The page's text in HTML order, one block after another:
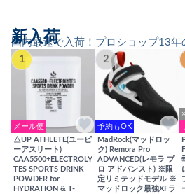
国内最速で入荷！プロショップ13年
新入荷
1
メール便
△UP ATHLETE(ユーピ
ーアスリート)
CAA5500+ELECTROLY
TES SPORTS DRINK
POWDER for
HYDRATION & T-
2
予約もOK
MadRock(マッドロッ
ク) Remora Pro
ADVANCED(レモラ プ
ロ アドバンスト) ※限
定リミテッドモデル ※
マッドロック最強XFラ